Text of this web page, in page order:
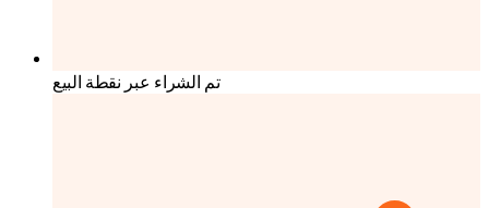
تم الشراء عبر نقطة البيع